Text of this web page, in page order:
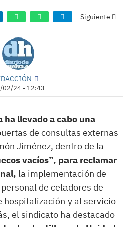
Siguiente
02/24 - 12:43
ha llevado a cabo una
de consultas externas
Jiménez, dentro de la
vacíos”, para reclamar
la implementación de
de celadores de
hospitalización y al servicio
el sindicato ha destacado